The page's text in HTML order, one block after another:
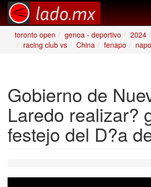
toronto open
genoa - deportivo 2024
racing club vs
China fenapo
Gobierno de
Laredo realizar?
festejo del D?a